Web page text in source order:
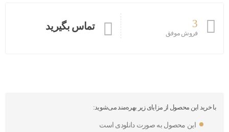
3
فروش موفق
تماس بگیرید
با خرید این محصول از مزایای زیر بهره‌مند می‌شوید:
این محصول به صورت دانلودی است